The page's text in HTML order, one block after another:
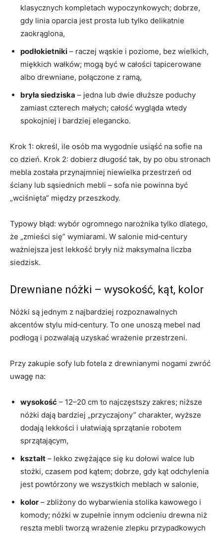
klasycznych kompletach wypoczynkowych; dobrze,
gdy linia oparcia jest prosta lub tylko delikatnie
zaokrąglona,
podłokietniki – raczej wąskie i poziome, bez wielkich,
miękkich wałków; mogą być w całości tapicerowane
albo drewniane, połączone z ramą,
bryła siedziska – jedna lub dwie dłuższe poduchy
zamiast czterech małych; całość wygląda wtedy
spokojniej i bardziej elegancko.
Krok 1: określ, ile osób ma wygodnie usiąść na sofie na
co dzień. Krok 2: dobierz długość tak, by po obu stronach
mebla została przynajmniej niewielka przestrzeń od
ściany lub sąsiednich mebli – sofa nie powinna być
„wciśnięta” między przeszkody.
Typowy błąd: wybór ogromnego narożnika tylko dlatego,
że „zmieści się” wymiarami. W salonie mid‑century
ważniejsza jest lekkość bryły niż maksymalna liczba
siedzisk.
Drewniane nóżki – wysokość, kąt, kolor
Nóżki są jednym z najbardziej rozpoznawalnych
akcentów stylu mid‑century. To one unoszą mebel nad
podłogą i pozwalają uzyskać wrażenie przestrzeni.
Przy zakupie sofy lub fotela z drewnianymi nogami zwróć
uwagę na:
wysokość – 12–20 cm to najczęstszy zakres; niższe
nóżki dają bardziej „przyczajony” charakter, wyższe
dodają lekkości i ułatwiają sprzątanie robotem
sprzątającym,
kształt – lekko zwężające się ku dołowi walce lub
stożki, czasem pod kątem; dobrze, gdy kąt odchylenia
jest powtórzony we wszystkich meblach w salonie,
kolor – zbliżony do wybarwienia stolika kawowego i
komody; nóżki w zupełnie innym odcieniu drewna niż
reszta mebli tworzą wrażenie zlepku przypadkowych